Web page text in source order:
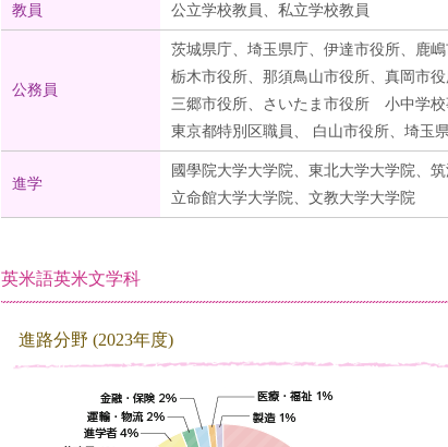
教員 公立学校教員、私立学校教員
公務員
茨城県庁、埼玉県庁、伊達市役所、鹿嶋
栃木市役所、那須鳥山市役所、真岡市役
三郷市役所、さいたま市役所 小中学校
東京都特別区職員、 白山市役所、埼玉
進学
國學院大学大学院、東北大学大学院、筑
立命館大学大学院、文教大学大学院
英米語英米文学科
進路分野 (2023年度)